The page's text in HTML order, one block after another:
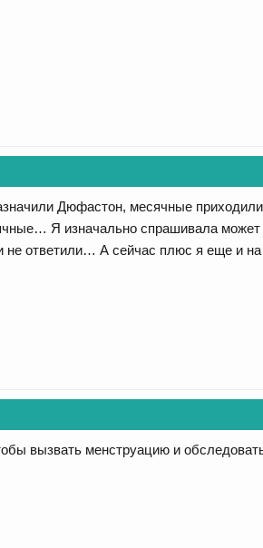
Дюфастон, месячные
Я изначально спрашивала может
ответили… А сейчас плюс я еще и на
вызвать менструацию и